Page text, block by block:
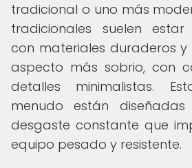
tradicional o uno más
tradicionales suelen estar
con materiales duraderos
aspecto más sobrio, con
detalles minimalistas.
menudo están
desgaste constante que
equipo pesado y resistente.